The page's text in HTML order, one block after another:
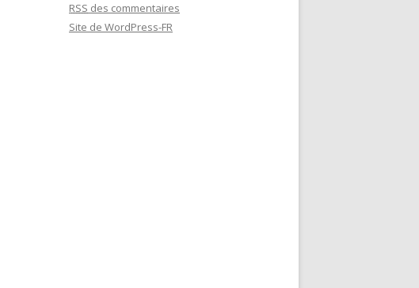
RSS des commentaires
Site de WordPress-FR